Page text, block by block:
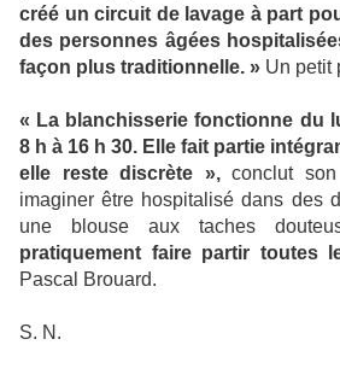
créé un circuit de lavage à part
des personnes âgées
façon plus traditionnelle. » Un petit
« La blanchisserie fonctionne du
8 h à 16 h 30. Elle fait partie
elle reste discrète »,conclut son
imaginer être hospitalisé dans des
une blouse aux taches
pratiquement faire partir toutes
Pascal Brouard.
S. N.